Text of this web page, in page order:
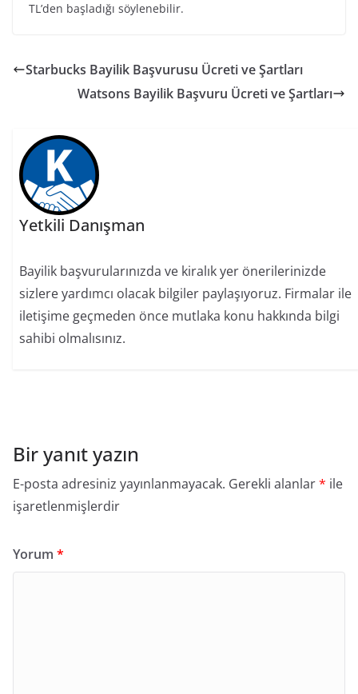
TL’den başladığı söylenebilir.
Starbucks Bayilik Başvurusu Ücreti ve Şartları
Watsons Bayilik Başvuru Ücreti ve Şartları
Yetkili Danışman
Bayilik başvurularınızda ve kiralık yer önerilerinizde
sizlere yardımcı olacak bilgiler paylaşıyoruz. Firmalar ile
iletişime geçmeden önce mutlaka konu hakkında bilgi
sahibi olmalısınız.
Bir yanıt yazın
E-posta adresiniz yayınlanmayacak. Gerekli alanlar* ile
işaretlenmişlerdir
Yorum *